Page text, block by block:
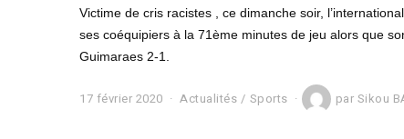
Victime de cris racistes , ce dimanche soir,
ses coéquipiers à la 71ème minutes de jeu alors que
Guimaraes 2-1.
17 février 2020 Actualités / Sports par Sikou